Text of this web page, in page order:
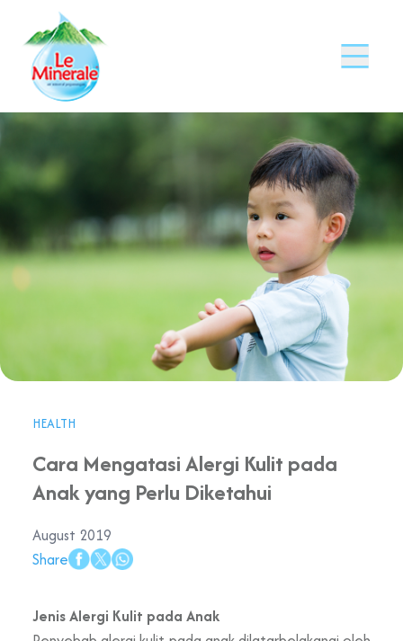
HEALTH
Cara Mengatasi Alergi Kulit pada
Anak yang Perlu Diketahui
August 2019
Share
Jenis Alergi Kulit pada Anak